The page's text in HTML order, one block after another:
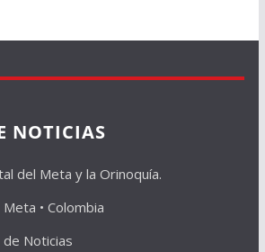
NOTICIAS
del Meta y la Orinoquía.
Meta • Colombia
Noticias